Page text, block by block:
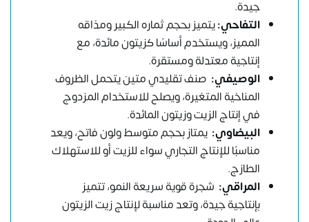
جيدة.
التفاحي:يتميز بحجم ثماره الكبير ومذاقه
المميز، ويستخدم أساسًا كزيتون مائدة، مع
إنتاجية معتدلة ومستقرة.
الوصيفي: صنف تقليدي متين يتحمل الظروف
المناخية المتغيرة، ويصلح للاستخدام المزدوج
في إنتاج الزيت وزيتون المائدة.
البيضاوي: يمتاز بحجم متوسط ولون فاتح، ويعد
مناسبًا للإنتاج التجاري سواء للزيت أو للاستهلاك
الطازج.
المراقي: شجرة قوية سريعة النمو، تتميز
بإنتاجية جيدة، وتعد مناسبة لإنتاج زيت الزيتون